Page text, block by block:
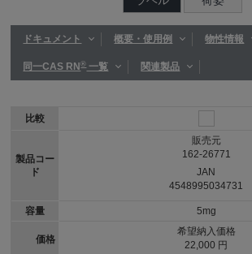
ドキュメント 概要・使用例 物性情報
同一CAS RN®一覧 関連製品
比較
製品コー
ド
容量
価格
販売元
162-26771
JAN
4548995034731
5mg
希望納入価格
22,000 円